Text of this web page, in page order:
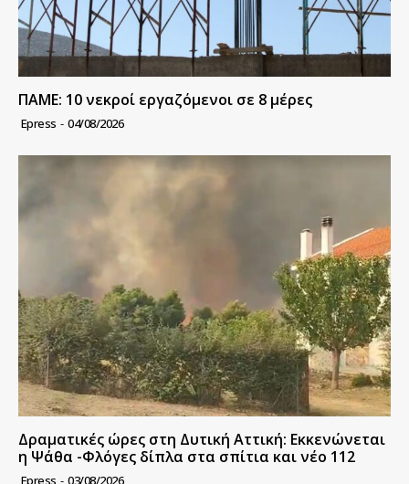
ΠΑΜΕ: 10 νεκροί εργαζόμενοι σε 8 μέρες
Epress - 04/08/2026
Δραματικές ώρες στη Δυτική Αττική: Εκκενώνεται
η Ψάθα -Φλόγες δίπλα στα σπίτια και νέο 112
Epress - 03/08/2026